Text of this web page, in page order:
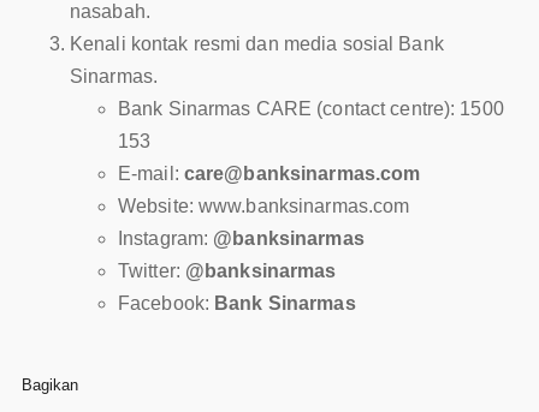
nasabah.
Kenali kontak resmi dan media sosial Bank
Sinarmas.
Bank Sinarmas CARE (contact centre): 1500
153
E-mail: care@banksinarmas.com
Website: www.banksinarmas.com
Instagram: @banksinarmas
Twitter: @banksinarmas
Facebook: Bank Sinarmas
Bagikan